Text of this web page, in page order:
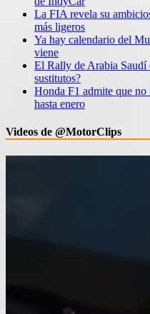
La FIA revela su
más ligeros
Ya hay calendario del
viene
El Rally de Arabia Saudí
sustitutos?
Honda F1 admite que no
hasta enero
Videos de @MotorClips